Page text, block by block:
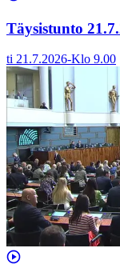
Täysistunto
ti 21.7.2026-Klo 9.00